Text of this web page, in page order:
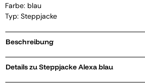
Farbe: blau
Typ: Steppjacke
Beschreibung
Details zu Steppjacke Alexa blau